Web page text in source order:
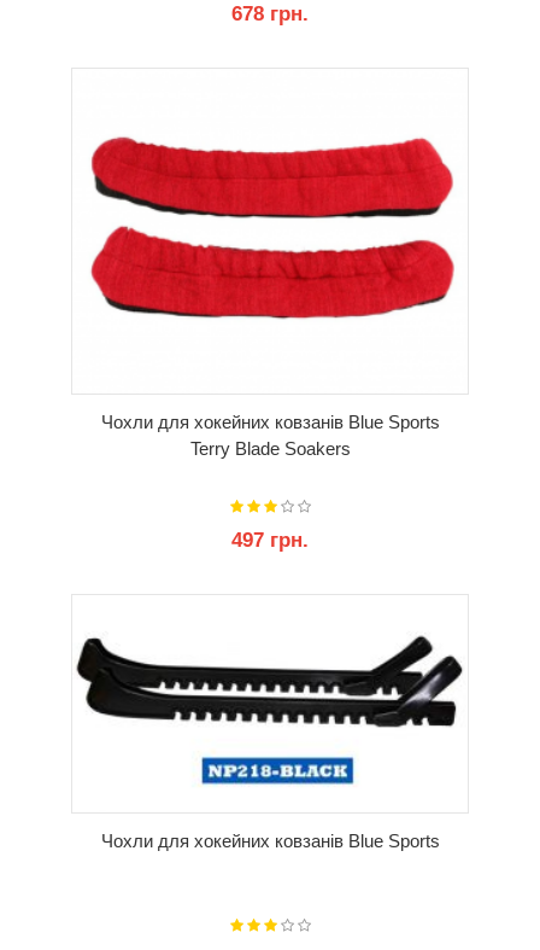
678 грн.
Чохли для хокейних ковзанів Blue Sports
Terry Blade Soakers
497 грн.
Чохли для хокейних ковзанів Blue Sports